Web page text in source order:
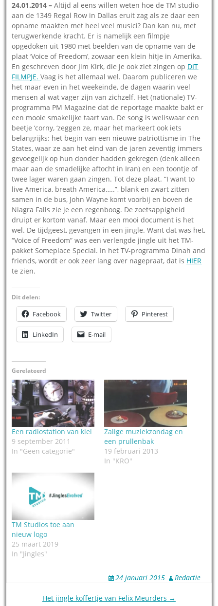
24.01.2014 – Altijd al eens willen weten hoe de TM studio
aan de 1349 Regal Row in Dallas eruit zag als ze daar een
opname maakten met heel veel musici? Dan kan nu, met
terugwerkende kracht. Er is namelijk een filmpje
opgedoken uit 1980 met beelden van de opname van de
plaat ‘Voice of Freedom’, zowaar een klein hitje in Amerika.
En geschreven door Jim Kirk, die je ook ziet zingen op DIT
FILMPJE.Vaag is het allemaal wel. Daarom publiceren we
het maar even in het weekeinde, de dagen waarin veel
mensen al wat vager zijn van zichzelf. Het (nationale) TV-
programma PM Magazine dat de reportage maakte bakt er
een mooie smakelijke taart van. De song is weliswaar een
beetje ‘corny, ‘zeggen ze, maar het markeert ook iets
belangrijks: het begin van een nieuwe patriottisme in The
States, waar ze aan het eind van de jaren zeventig immers
gevoegelijk op hun donder hadden gekregen (denk alleen
maar aan de smadelijke aftocht in Iran) en een toontje of
twee lager waren gaan zingen. Tot deze plaat. “I want to
live America, breath America…..”, blank en zwart zitten
samen in de bus, John Wayne komt voorbij en boven de
Niagra Falls zie je een regenboog. De zoetsappigheid
druipt er kortom vanaf. Maar een mooi document is het
wel. De tijdgeest, gevangen in een jingle. Want dat was het,
“Voice of Freedom” was een verlengde jingle uit het TM-
pakket Someplace Special. In het TV-programma Dinah and
friends, wordt er ook zeer lang over nagepraat, dat is HIER
te zien.
Dit delen:
Facebook Twitter Pinterest
LinkedIn E-mail
Gerelateerd
Een radiostation van klei
9 september 2011
In "Geen categorie"
Zalige muziekzondag en
een prullenbak
19 februari 2013
In "KRO"
TM Studios toe aan
nieuw logo
25 maart 2019
In "Jingles"
24 januari 2015 Redactie
Het jingle koffertje van Felix Meurders →